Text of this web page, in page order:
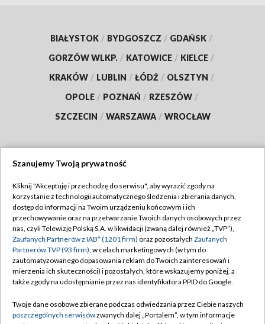
BIAŁYSTOK / BYDGOSZCZ / GDAŃSK /
GORZÓW WLKP. / KATOWICE / KIELCE /
KRAKÓW / LUBLIN / ŁÓDŹ / OLSZTYN /
OPOLE / POZNAŃ / RZESZÓW /
SZCZECIN / WARSZAWA / WROCŁAW
TVP
Abonament TVP
Emisja w TVP
Centrum informacji TVP
Naziemna Telewizja Cyfrowa
Rada Programowa
Regulamin TVP
Polityka prywatności
Moje zgody
Pomoc
Kontakt
Szanujemy Twoją prywatność
Kliknij "Akceptuję i przechodzę do serwisu", aby wyrazić zgody na
korzystanie z technologii automatycznego śledzenia i zbierania danych,
dostęp do informacji na Twoim urządzeniu końcowym i ich
przechowywanie oraz na przetwarzanie Twoich danych osobowych przez
nas, czyli Telewizję Polską S.A. w likwidacji (zwaną dalej również „TVP”),
Zaufanych Partnerów z IAB* (1201 firm) oraz pozostałych Zaufanych
Partnerów TVP (93 firm), w celach marketingowych (w tym do
zautomatyzowanego dopasowania reklam do Twoich zainteresowań i
mierzenia ich skuteczności) i pozostałych, które wskazujemy poniżej, a
także zgody na udostępnianie przez nas identyfikatora PPID do Google.
Twoje dane osobowe zbierane podczas odwiedzania przez Ciebie naszych
poszczególnych serwisówzwanych dalej „Portalem”, w tym informacje